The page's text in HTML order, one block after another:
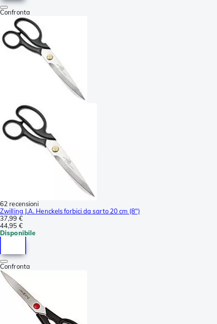
Confronta
62 recensioni
Zwilling J.A. Henckels forbici da sarto 20 cm (8")
37,99 €
44,95 €
Disponibile
Confronta